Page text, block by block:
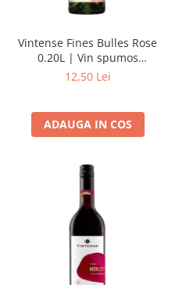
Vintense Fines Bulles Rose
0.20L | Vin spumos
dezalcoolizat roze
12,50 Lei
ADAUGA IN COS